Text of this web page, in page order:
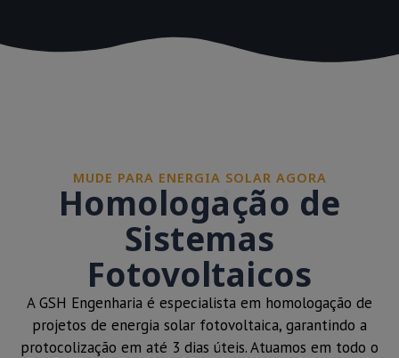
MUDE PARA ENERGIA SOLAR AGORA
Homologação de
Sistemas
Fotovoltaicos
A GSH Engenharia é especialista em homologação de
projetos de energia solar fotovoltaica, garantindo a
protocolização em até 3 dias úteis. Atuamos em todo o